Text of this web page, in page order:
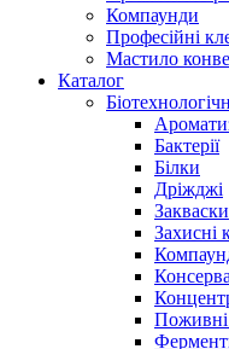
Компаунди
Професійні
Мастило
Каталог
Бактерії
Білки
Дріжджі
Закваски
Захисні
Поживні